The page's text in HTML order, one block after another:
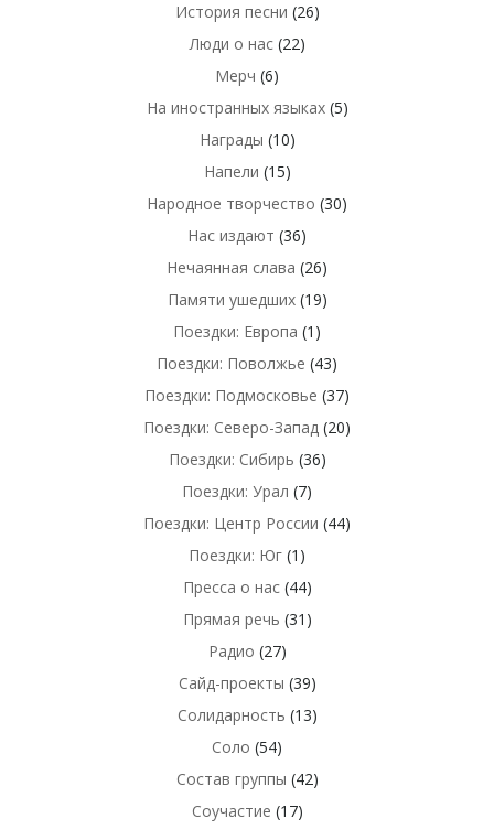
История песни (26)
Люди о нас(22)
Мерч (6)
На иностранных языках(5)
Награды (10)
Напели (15)
Народное творчество (30)
Нас издают (36)
Нечаянная слава (26)
Памяти ушедших(19)
Поездки: Европа (1)
Поездки: Поволжье (43)
Поездки: Подмосковье (37)
Поездки: Северо-Запад (20)
Поездки: Сибирь (36)
Поездки: Урал (7)
Поездки: Центр России (44)
Поездки: Юг (1)
Пресса о нас(44)
Прямая речь (31)
Радио (27)
Сайд-проекты (39)
Солидарность (13)
Соло (54)
Состав группы (42)
Соучастие (17)